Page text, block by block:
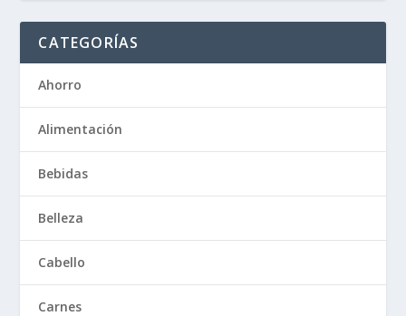
CATEGORÍAS
Ahorro
Alimentación
Bebidas
Belleza
Cabello
Carnes